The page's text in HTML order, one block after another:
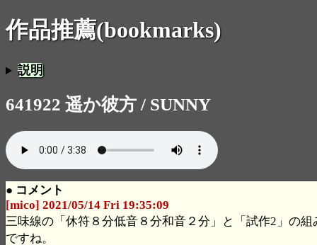
作品推薦(bookmarks)
説明
641922 遥か彼方 / SUNNY
● コメント
[mico] 2021/05/14 Fri 19:35:09
三味線の「休符８分低音８分和音２分」と「試作2」の
ですね。